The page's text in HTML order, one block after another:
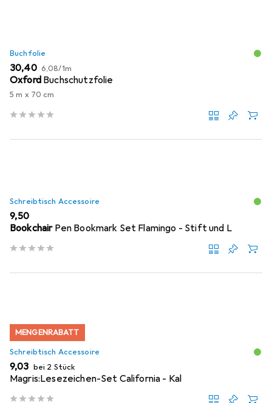
Buchfolie
EUR
30,40 EUR
6,08/1m
Oxford Buchschutzfolie
5 m x 70 cm
Schreibtisch Accessoire
EUR
9,50
Bookchair Pen Bookmark Set Flamingo - Stift und L
MENGENRABATT
Schreibtisch Accessoire
EUR
9,03 bei 2 Stück
Magris:Lesezeichen-Set California - Kal